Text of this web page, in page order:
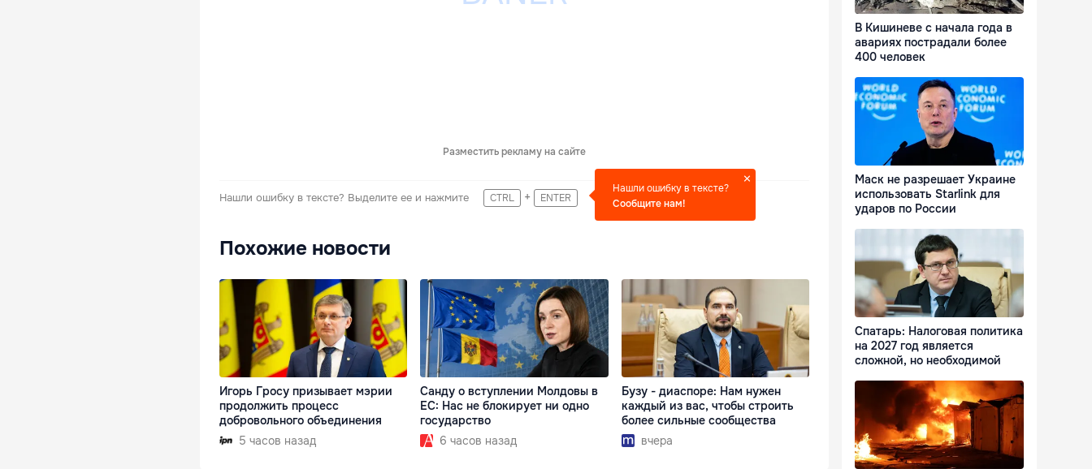
Разместить рекламу на сайте
Нашли ошибку в тексте? Выделите ее и нажмите CTRL + ENTER
Нашли ошибку в тексте?
Сообщите нам!
Похожие новости
Игорь Гросу призывает мэрии
продолжить процесс
добровольного объединения
5 часов назад
Санду о вступлении Молдовы в
ЕС: Нас не блокирует ни одно
государство
6 часов назад
Бузу - диаспоре: Нам нужен
каждый из вас, чтобы строить
более сильные сообщества
вчера
В Кишиневе с начала года в
авариях пострадали более
400 человек
Маск не разрешает Украине
использовать Starlink для
ударов по России
Спатарь: Налоговая политика
на 2027 год является
сложной, но необходимой